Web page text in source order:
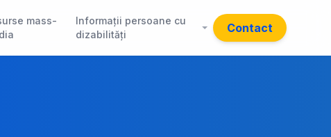
mass-
Informații persoane cu
dizabilități
Contact